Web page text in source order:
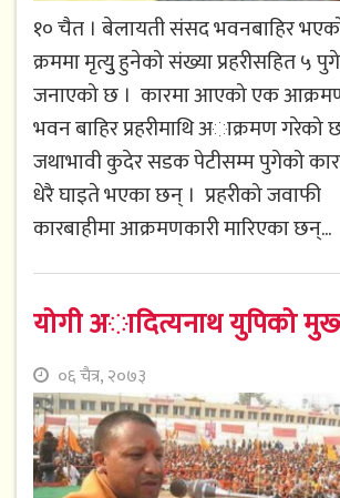
१० चैत । बेलायती संसद भवनबाहिर
क्रममा मृत्युु हुनेको संख्या प्रहरीसहित ५
जनाएको छ । कारमा आएको एक
भवन बाहिर प्रहरीमाथि अाक्रमण गरेको छ
जथाभावी कुदेर सडक पेटीसम्म पुगेको
धेरै घाइते भएका छन् । प्रहरीको जवाफी
कारबाहीमा आक्रमणकारी मारिएका छन्...
योगी अादित्यनाथ युपिको
०६ चैत्र, २०७३